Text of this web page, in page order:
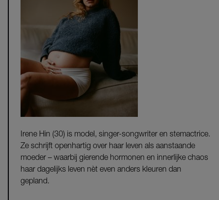
Irene Hin (30) is model, singer-songwriter en stemactrice.
Ze schrijft openhartig over haar leven als aanstaande
moeder – waarbij gierende hormonen en innerlijke chaos
haar dagelijks leven nèt even anders kleuren dan
gepland.